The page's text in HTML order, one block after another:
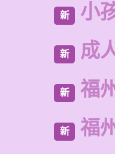
新 小
新 成
新 福
新 福